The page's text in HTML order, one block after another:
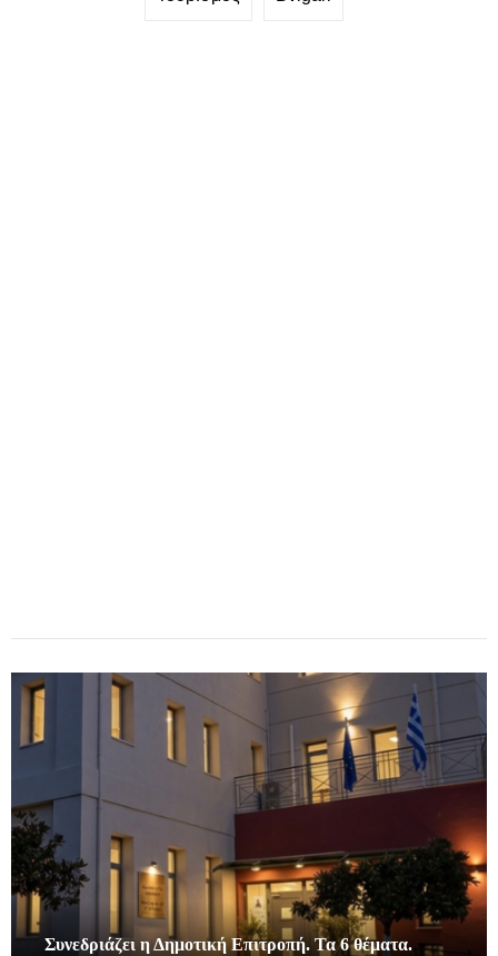
Συνεδριάζει η Δημοτική Επιτροπή. Τα 6 θέματα.